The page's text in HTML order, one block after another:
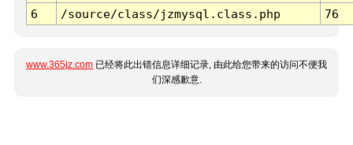
6
/source/class/jzmysql.class.php 76
www.365jz.com 已经将此出错信息详细记录, 由此给您带来的访问不便我
们深感歉意.